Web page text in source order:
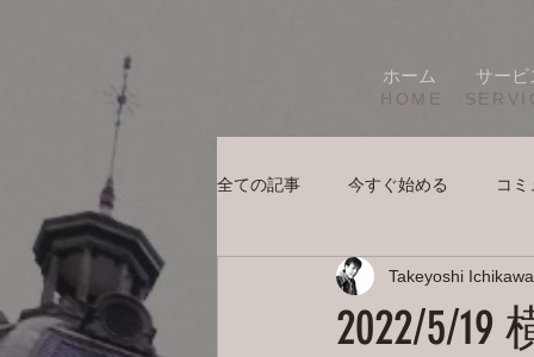
ホーム サービ
HOME
全ての記事 今すぐ始める コ
2022/5/
Takeyoshi Ichikawa